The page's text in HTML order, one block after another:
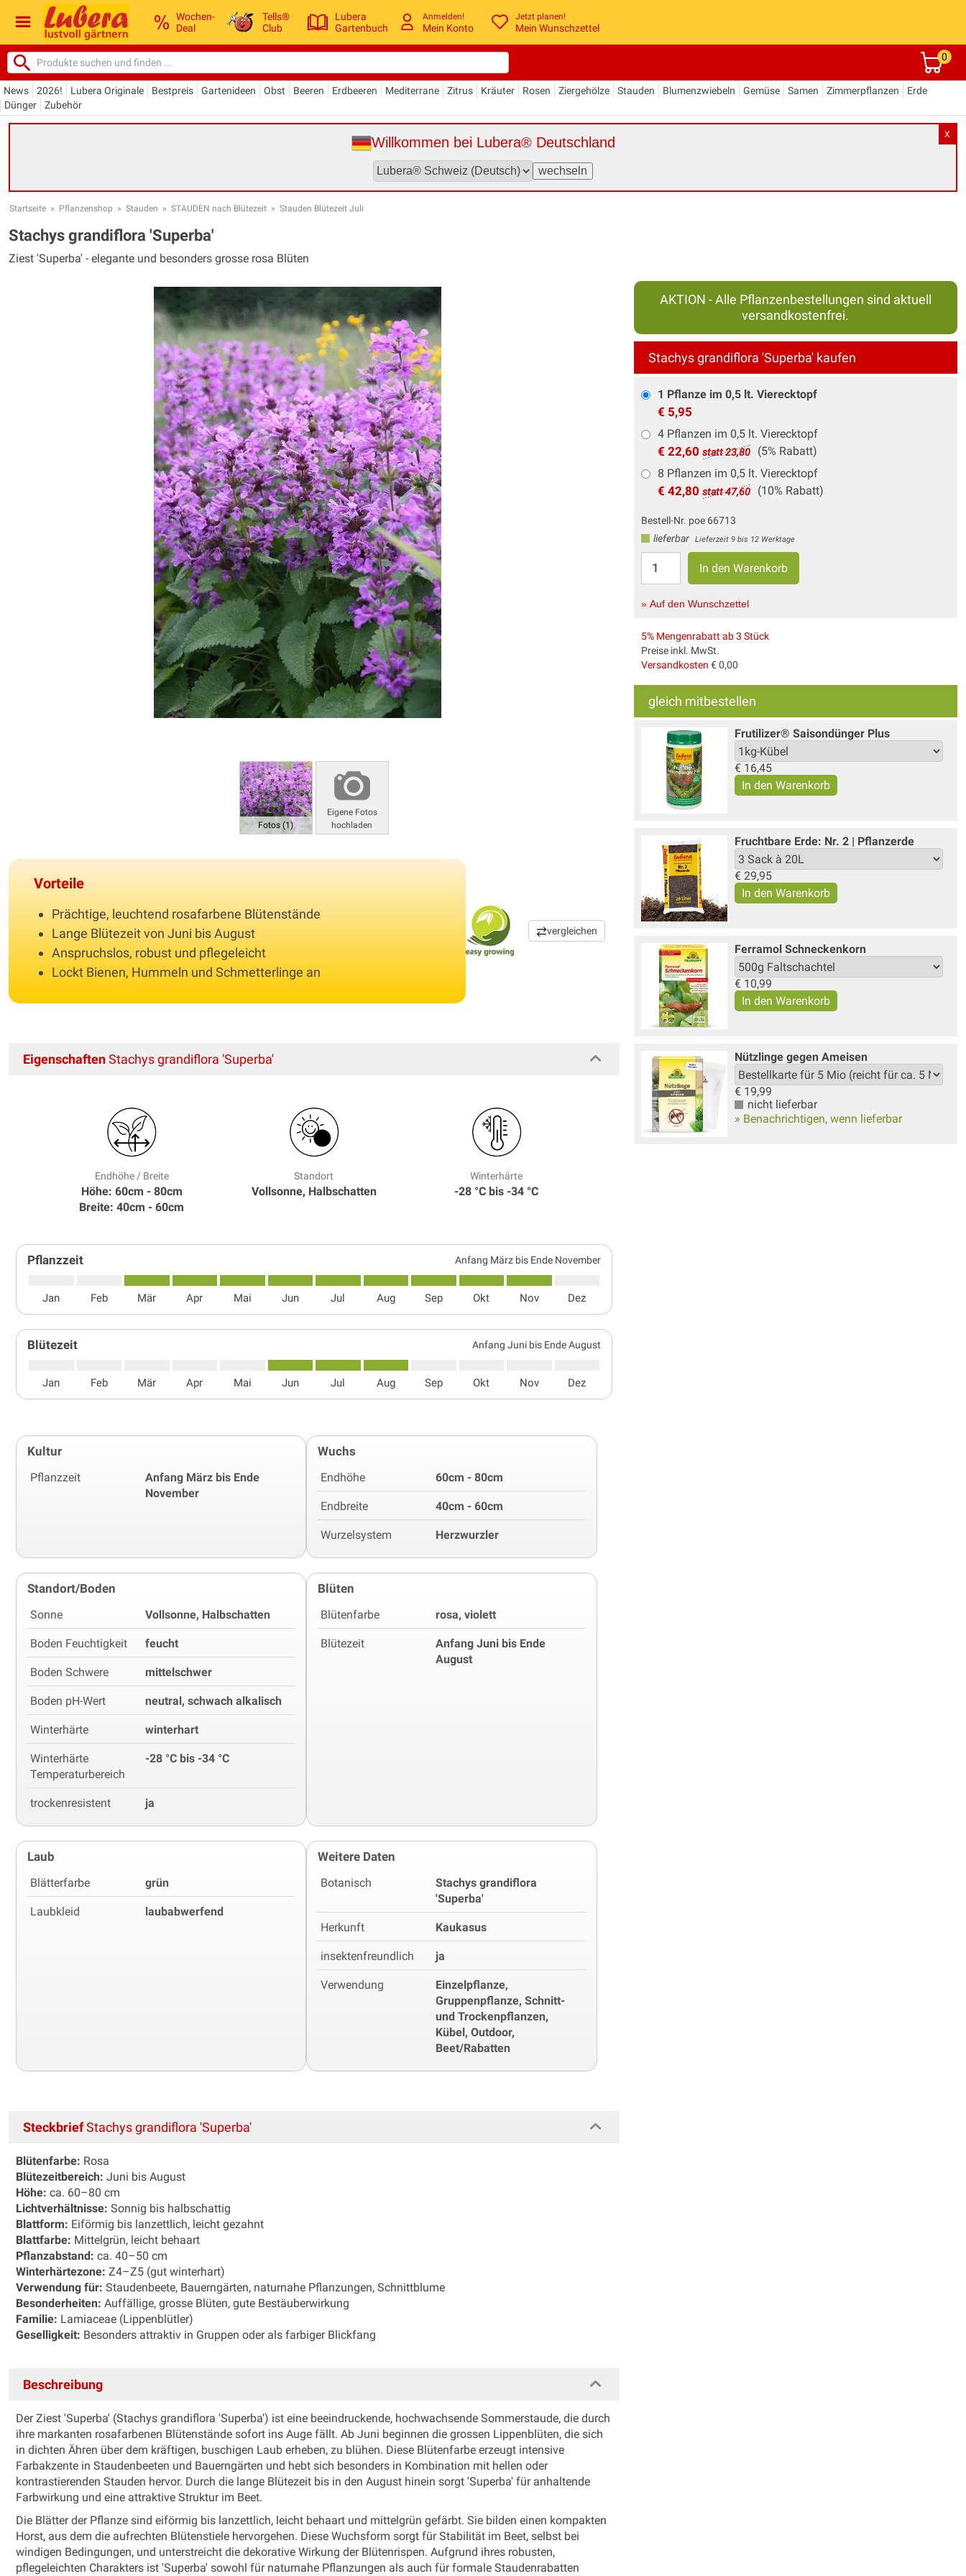
Wochen-
Deal
Tells®
Club
Lubera
Gartenbuch
Anmelden!
Mein Konto
Jetzt planen!
Mein Wunschzettel
0
News 2026! Lubera Originale Bestpreis Gartenideen Obst Beeren Erdbeeren Mediterrane Zitrus Kräuter Rosen Ziergehölze Stauden Blumenzwiebeln Gemüse Samen Zimmerpflanzen
Erde
Dünger
Zubehör
X
Willkommen bei Lubera® Deutschland
Startseite » Pflanzenshop » Stauden » STAUDEN nach Blütezeit » Stauden Blütezeit Juli
Stachys grandiflora 'Superba'
Ziest 'Superba' - elegante und besonders grosse rosa Blüten
Fotos (1)
Eigene Fotos
hochladen
Vorteile
Prächtige, leuchtend rosafarbene Blütenstände
Lange Blütezeit von Juni bis August
Anspruchslos, robust und pflegeleicht
Lockt Bienen, Hummeln und Schmetterlinge an
vergleichen
AKTION - Alle Pflanzenbestellungen sind aktuell
versandkostenfrei.
Stachys grandiflora 'Superba' kaufen
1 Pflanze im 0,5 lt. Vierecktopf
€ 5,95
4 Pflanzen im 0,5 lt. Vierecktopf
€ 22,60 statt 23,80
(5% Rabatt)
8 Pflanzen im 0,5 lt. Vierecktopf
€ 42,80 statt 47,60 (10% Rabatt)
Bestell-Nr. poe 66713
lieferbar
Lieferzeit 9 bis 12 Werktage
» Auf den Wunschzettel
5% Mengenrabatt ab 3 Stück
Preise inkl. MwSt.
Versandkosten € 0,00
gleich mitbestellen
Frutilizer® Saisondünger Plus
€ 16,45
Fruchtbare Erde: Nr. 2 | Pflanzerde
€ 29,95
Ferramol Schneckenkorn
€ 10,99
Nützlinge gegen Ameisen
€ 19,99
nicht lieferbar
» Benachrichtigen, wenn lieferbar
EigenschaftenStachys grandiflora 'Superba'
Endhöhe / Breite
Höhe: 60cm - 80cm
Breite: 40cm - 60cm
Standort
Vollsonne, Halbschatten
Winterhärte
-28 °C bis -34 °C
Pflanzzeit Anfang März bis Ende November
Jan Feb Mär Apr Mai Jun Jul Aug Sep Okt Nov Dez
Blütezeit Anfang Juni bis Ende August
Jan Feb Mär Apr Mai Jun Jul Aug Sep Okt Nov Dez
Kultur
Pflanzzeit
Anfang März bis Ende
November
Wuchs
Endhöhe 60cm - 80cm
Endbreite 40cm - 60cm
Wurzelsystem Herzwurzler
Standort/Boden
Sonne Vollsonne, Halbschatten
Boden Feuchtigkeit feucht
Boden Schwere mittelschwer
Boden pH-Wert neutral, schwach alkalisch
Winterhärte winterhart
Winterhärte
Temperaturbereich
-28 °C bis -34 °C
trockenresistent ja
Blüten
Blütenfarbe rosa, violett
Blütezeit
Anfang Juni bis Ende
August
Laub
Blätterfarbe grün
Laubkleid laubabwerfend
Weitere Daten
Botanisch
Stachys grandiflora
'Superba'
Herkunft Kaukasus
insektenfreundlich ja
Verwendung
Einzelpflanze,
Gruppenpflanze, Schnitt-
und Trockenpflanzen,
Kübel, Outdoor,
Beet/Rabatten
SteckbriefStachys grandiflora 'Superba'
Blütenfarbe: Rosa
Blütezeitbereich: Juni bis August
Höhe: ca. 60–80 cm
Lichtverhältnisse: Sonnig bis halbschattig
Blattform: Eiförmig bis lanzettlich, leicht gezahnt
Blattfarbe: Mittelgrün, leicht behaart
Pflanzabstand: ca. 40–50 cm
Winterhärtezone: Z4–Z5 (gut winterhart)
Verwendung für: Staudenbeete, Bauerngärten, naturnahe Pflanzungen, Schnittblume
Besonderheiten: Auffällige, grosse Blüten, gute Bestäuberwirkung
Familie: Lamiaceae (Lippenblütler)
Geselligkeit: Besonders attraktiv in Gruppen oder als farbiger Blickfang
Beschreibung
Der Ziest 'Superba' (Stachys grandiflora 'Superba') ist eine beeindruckende, hochwachsende Sommerstaude, die durch
ihre markanten rosafarbenen Blütenstände sofort ins Auge fällt. Ab Juni beginnen die grossen Lippenblüten, die sich
in dichten Ähren über dem kräftigen, buschigen Laub erheben, zu blühen. Diese Blütenfarbe erzeugt intensive
Farbakzente in Staudenbeeten und Bauerngärten und hebt sich besonders in Kombination mit hellen oder
kontrastierenden Stauden hervor. Durch die lange Blütezeit bis in den August hinein sorgt 'Superba' für anhaltende
Farbwirkung und eine attraktive Struktur im Beet.
Die Blätter der Pflanze sind eiförmig bis lanzettlich, leicht behaart und mittelgrün gefärbt. Sie bilden einen kompakten
Horst, aus dem die aufrechten Blütenstiele hervorgehen. Diese Wuchsform sorgt für Stabilität im Beet, selbst bei
windigen Bedingungen, und unterstreicht die dekorative Wirkung der Blütenrispen. Aufgrund ihres robusten,
pflegeleichten Charakters ist 'Superba' sowohl für naturnahe Pflanzungen als auch für formale Staudenrabatten